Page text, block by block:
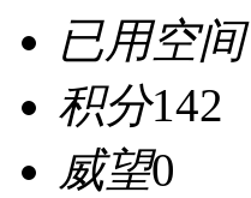
已用空间
积分142
威望0